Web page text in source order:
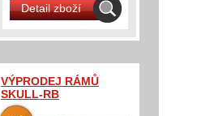
Detail zboží
VÝPRODEJ RÁMŮ
SKULL-RB